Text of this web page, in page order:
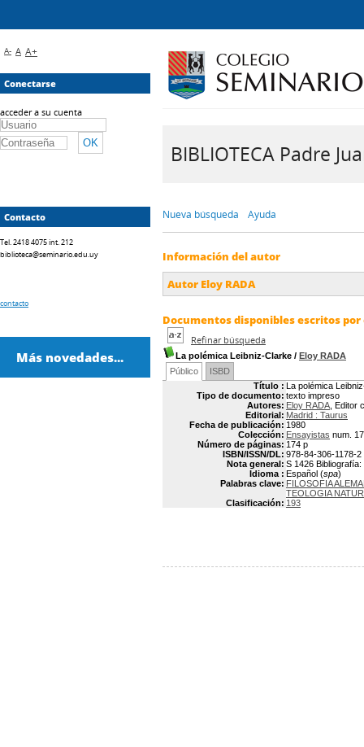
BIBLIOTECA Padre
Nueva búsqueda Ayuda
Información del autor
Autor Eloy RADA
Documentos disponibles escritos
Refinar búsqueda
La polémica Leibniz-Clarke / Eloy RADA
Público
ISBD
Título : La polémica
Tipo de documento: texto impreso
Autores: Eloy RADA , Editor
Editorial: Madrid : Taurus
Fecha de publicación: 1980
Colección: Ensayistas num.
Número de páginas: 174 p
ISBN/ISSN/DL: 978-84-306-1178-2
Nota general: S 1426
Idioma : Español (spa)
Palabras clave: FILOSOFIA
TEOLOGIA
Clasificación: 193
A- A A+
Conectarse
acceder a su cuenta
Contacto
Tel. 2418 4075 int. 212
biblioteca@seminario.edu.uy
contacto
Más novedades...